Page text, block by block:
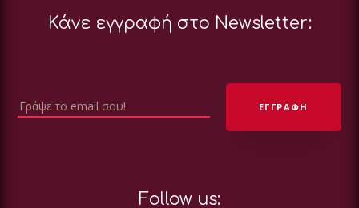
Κάνε εγγραφή στο Newsletter:
Follow us: